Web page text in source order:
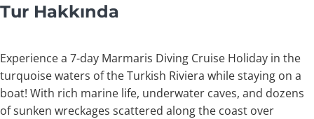
Tur Hakkında
Experience a 7-day Marmaris Diving Cruise Holiday in the
turquoise waters of the Turkish Riviera while staying on a
boat! With rich marine life, underwater caves, and dozens
of sunken wreckages scattered along the coast over